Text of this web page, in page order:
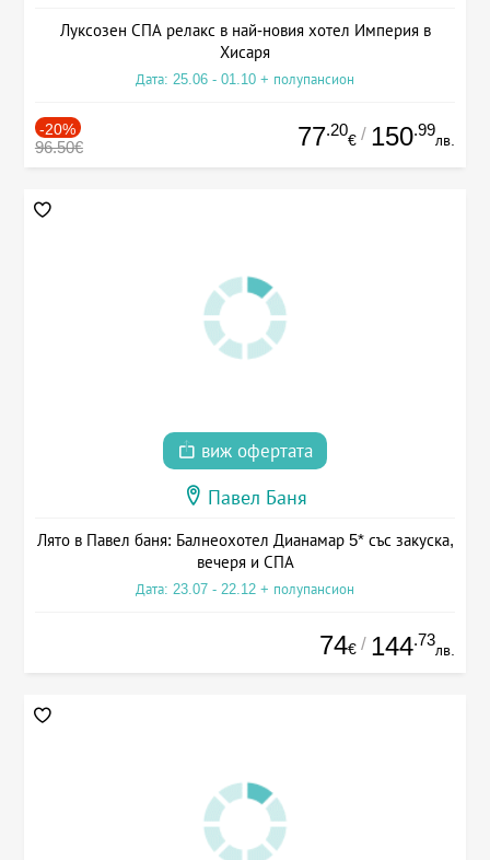
Луксозен СПА релакс в най-новия хотел Империя в
Хисаря
Дата: 25.06 - 01.10 + полупансион
-20%
96.50€ 77.20
€ / 150.99
лв.
виж офертата
Павел Баня
Лято в Павел баня: Балнеохотел Дианамар 5* със закуска,
вечеря и СПА
Дата: 23.07 - 22.12 + полупансион
74€ / 144.73
лв.